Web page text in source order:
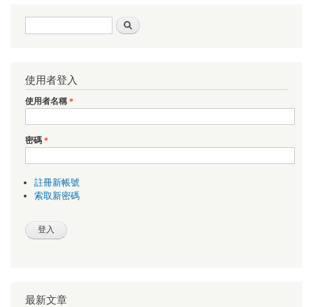
搜尋表單
使用者登入
使用者名稱*
密碼*
註冊新帳號
索取新密碼
最新文章